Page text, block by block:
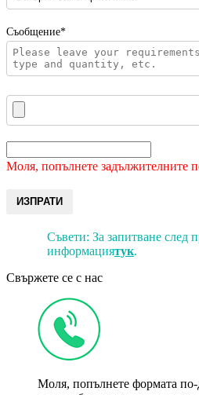
Съобщение*
Моля, попълнете задължителните
ИЗПРАТИ
Съвети: За запитване след
информациятук.
Свържете се с нас
Моля, попълнете формата